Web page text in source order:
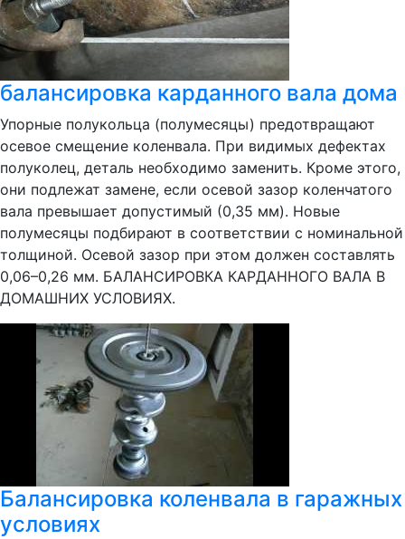
балансировка карданного вала дома
Упорные полукольца (полумесяцы) предотвращают
осевое смещение коленвала. При видимых дефектах
полуколец, деталь необходимо заменить. Кроме этого,
они подлежат замене, если осевой зазор коленчатого
вала превышает допустимый (0,35 мм). Новые
полумесяцы подбирают в соответствии с номинальной
толщиной. Осевой зазор при этом должен составлять
0,06–0,26 мм. БАЛАНСИРОВКА КАРДАННОГО ВАЛА В
ДОМАШНИХ УСЛОВИЯХ.
Балансировка коленвала в гаражных
условиях